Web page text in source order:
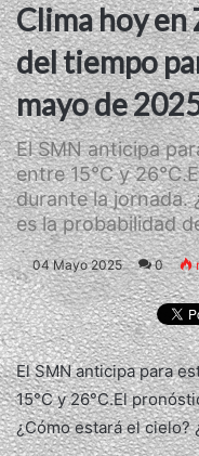
Clima hoy
del tiempo
mayo de
El SMN anticipa
entre 15°C y
durante la jornada.
es la probabilidad
04 Mayo 2025 0
El SMN anticipa para
15°C y 26°C.El
¿Cómo estará el cielo?